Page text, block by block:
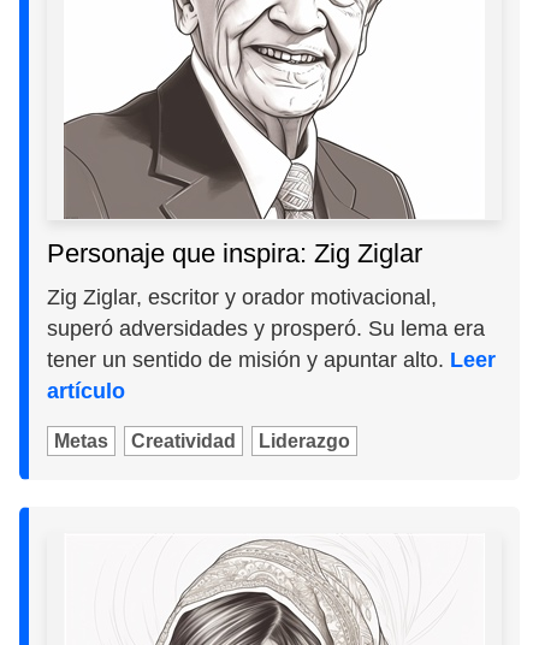
Personaje que inspira: Zig Ziglar
Zig Ziglar, escritor y orador motivacional,
superó adversidades y prosperó. Su lema era
tener un sentido de misión y apuntar alto. Leer
artículo
Metas Creatividad Liderazgo